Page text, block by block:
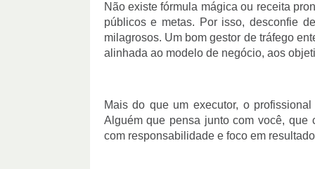
Não existe fórmula mágica ou receita
públicos e metas. Por isso, desconfie
milagrosos. Um bom gestor de tráfego
alinhada ao modelo de negócio, aos
Mais do que um executor, o
Alguém que pensa junto com você,
com responsabilidade e foco em